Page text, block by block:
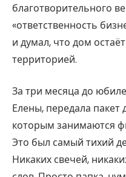
благотворительного
«ответственность
и думал, что дом
территорией.
За три месяца до
Елены, передала пакет
которым занимаются
Это был самый тихий
Никаких свечей,